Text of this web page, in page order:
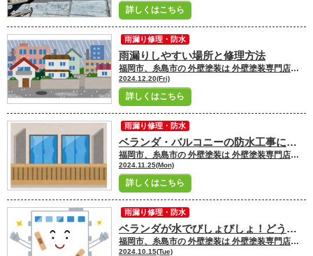
詳しくはこちら
雨漏りしやすい場所と修理方法
福岡市、糸島市の 外壁塗装は 外壁塗装専門店ユーペイントへ お任せください！！★☆ ＼ブログ毎日更新中／ 福岡市・糸島市にお住いの皆さんこんにちは！ 福岡市・糸島市地域密着の塗装専門店ユーペイント ショールームスタッフの原澤です
2024.12.20(Fri)
詳しくはこちら
雨漏り修理・防水
ベランダ・バルコニーの防水工事について
福岡市、糸島市の 外壁塗装は 外壁塗装専門店ユーペイントへ お任せください！！★☆ ＼ブログ毎日更新中／ 福岡市・糸島市にお住いの皆さんこんにちは！ 福岡市・糸島市地域密着の塗装専門店ユーペイント ショールームスタッフの原澤です
2024.11.25(Mon)
詳しくはこちら
雨漏り修理・防水
ベランダが水でびしょびしょ！どうしたらいい？
福岡市、糸島市の 外壁塗装は 外壁塗装専門店ユーペイントへ お任せください！！★☆ ＼ブログ毎日更新中／ 福岡市・糸島市にお住いの皆さんこんにちは！ 福岡市・糸島市地域密着の塗装専門店ユーペイント ショールームスタッフの柏本です
2024.10.15(Tue)
雨漏り修理・防水